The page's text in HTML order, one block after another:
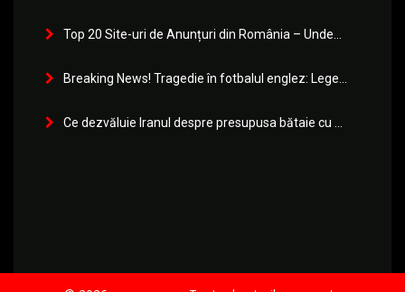
Top 20 Site-uri de Anunțuri din România – Unde...
Breaking News! Tragedie în fotbalul englez: Lege...
Ce dezvăluie Iranul despre presupusa bătaie cu ...